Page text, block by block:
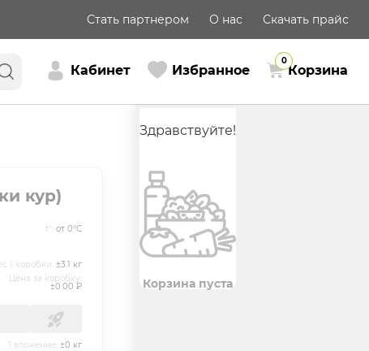
Стать партнером О нас Скачать прайс
Кабинет Избранное
0
Корзина
кур)
t°: от 0°C
1 коробки: ±3.1 кг
Цена за коробку:
±0.00 ₽
1 вложение: ±0 кг
Здравствуйте!
Корзина пуста